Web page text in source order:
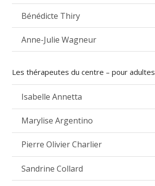
Bénédicte Thiry
Anne-Julie Wagneur
Les thérapeutes du centre – pour adultes
Isabelle Annetta
Marylise Argentino
Pierre Olivier Charlier
Sandrine Collard